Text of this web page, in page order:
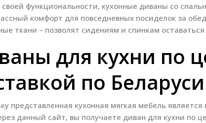
функциональности, кухонные диваны со
комфорт для повседневных посиделок за
ткани – позволят сидениям и спинкам
для кухни по
по Беларуси
представленная кухонная мягкая мебель
данный сайт, вы получаете диван для кухни по